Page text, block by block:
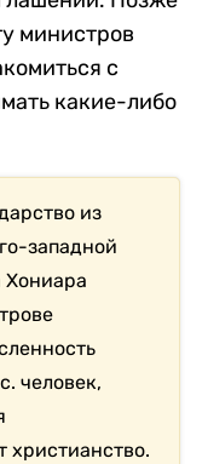
министров
с
какие-либо
из
западной
Хониара
человек,
христианство.